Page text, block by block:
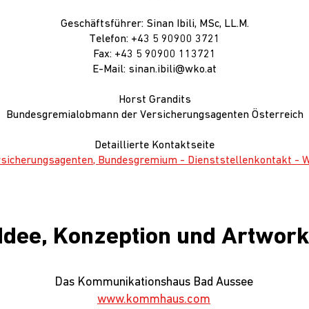
Geschäftsführer: Sinan Ibili, MSc, LL.M.
Telefon: +43 5 90900 3721
Fax: +43 5 90900 113721
E-Mail: sinan.ibili@wko.at
Horst Grandits
Bundesgremialobmann der Versicherungsagenten Österreich
Detaillierte Kontaktseite
Bundesgremium - Dienststellenkontakt -
Konzeption und Artwork
Das Kommunikationshaus Bad Aussee
www.kommhaus.com